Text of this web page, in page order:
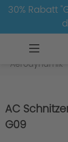
30% Rabatt
Aerodynamik
AC
G09